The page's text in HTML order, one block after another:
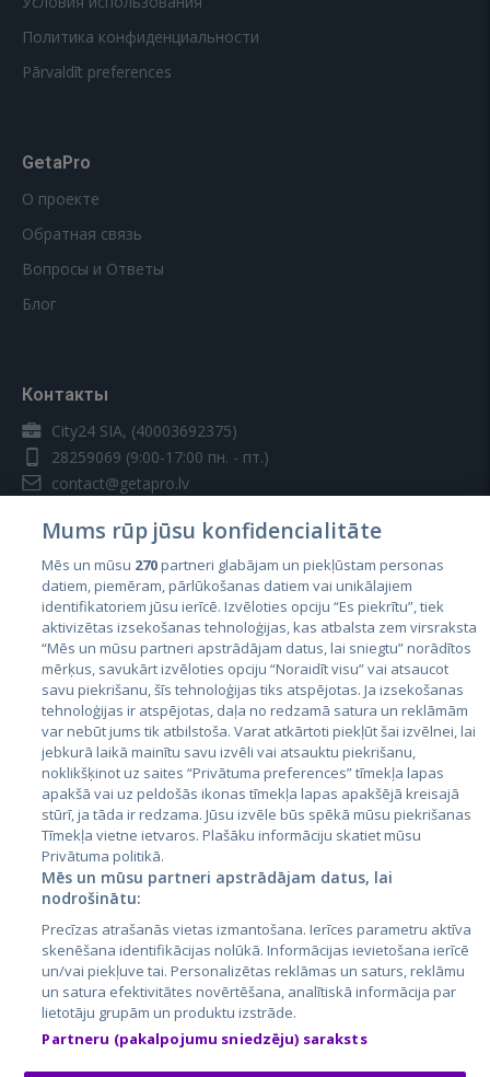
Политика конфиденциальности
Pārvaldīt preferences
GetaPro
О проекте
Обратная связь
Вопросы и Ответы
Блог
Контакты
City24 SIA, (40003692375)
28259069 (9:00-17:00 пн. - пт.)
contact@getapro.lv
Страны
Эстония
Латвия
Литва
City24.lv
City24.ee
GetaPro.lv
GetaPro.ee
Skelbiu.lt
Autoplius.lt
CVbankas.lt
Kainos.lt
Paslaugos.lt
auto24.ee
Osta.ee
Mums rūp jūsu konfidencialitāte
Mēs un mūsu 270partneri glabājam un piekļūstam personas
datiem, piemēram, pārlūkošanas datiem vai unikālajiem
identifikatoriem jūsu ierīcē. Izvēloties opciju “Es piekrītu”, tiek
aktivizētas izsekošanas tehnoloģijas, kas atbalsta zem virsraksta
“Mēs un mūsu partneri apstrādājam datus, lai sniegtu” norādītos
mērķus, savukārt izvēloties opciju “Noraidīt visu” vai atsaucot
savu piekrišanu, šīs tehnoloģijas tiks atspējotas. Ja izsekošanas
tehnoloģijas ir atspējotas, daļa no redzamā satura un reklāmām
var nebūt jums tik atbilstoša. Varat atkārtoti piekļūt šai izvēlnei, lai
jebkurā laikā mainītu savu izvēli vai atsauktu piekrišanu,
noklikšķinot uz saites “Privātuma preferences” tīmekļa lapas
apakšā vai uz peldošās ikonas tīmekļa lapas apakšējā kreisajā
stūrī, ja tāda ir redzama. Jūsu izvēle būs spēkā mūsu piekrišanas
Tīmekļa vietne ietvaros. Plašāku informāciju skatiet mūsu
Privātuma politikā.
Mēs un mūsu partneri apstrādājam datus, lai
nodrošinātu:
Precīzas atrašanās vietas izmantošana. Ierīces parametru aktīva
skenēšana identifikācijas nolūkā. Informācijas ievietošana ierīcē
un/vai piekļuve tai. Personalizētas reklāmas un saturs, reklāmu
un satura efektivitātes novērtēšana, analītiskā informācija par
lietotāju grupām un produktu izstrāde.
Partneru (pakalpojumu sniedzēju) saraksts